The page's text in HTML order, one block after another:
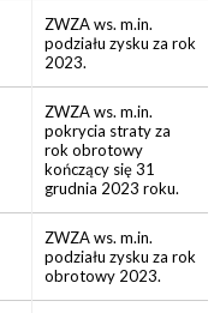
ZWZA ws. m.in.
podziału zysku za rok
2023.
ZWZA ws. m.in.
pokrycia straty za
rok obrotowy
kończący się 31
grudnia 2023 roku.
ZWZA ws. m.in.
podziału zysku za rok
obrotowy 2023.